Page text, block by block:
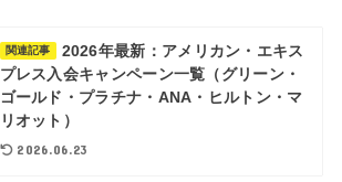
関連記事
2026年最新：アメリカン・エキス
プレス入会キャンペーン一覧（グリーン・
ゴールド・プラチナ・ANA・ヒルトン・マ
リオット）
2026.06.23